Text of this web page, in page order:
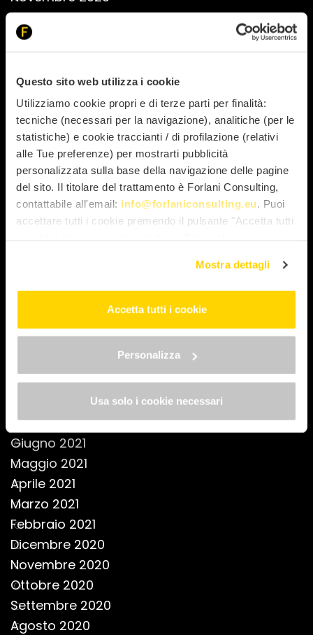
Questo sito web utilizza i cookie
Utilizziamo cookie propri e di terze parti per finalità:
tecniche (necessari per la navigazione), analitiche (per le
statistiche) e cookie traccianti / di profilazione (relativi
alle Tue preferenze) per mostrarti pubblicità
personalizzata sulla base della navigazione delle pagine
del sito. Il titolare del trattamento è Forlani Consulting,
contattabile all'email: info@forlaniconsulting.eu. Puoi
accettare tutti i cookie premendo il pulsante "Accetta tutti
"Personalizza". Al fine di revocare il consenso prestato e
visualizzare le informazioni complete sul trattamento dei
cookie policy" Allo stesso link trovi la
Mostra dettagli
Accetta tutti i cookie
Personalizza
Usa solo i cookie necessari
Ottobre 2023
Settembre 2023
Agosto 2023
Luglio 2023
Maggio 2023
Aprile 2023
Marzo 2023
Febbraio 2023
Gennaio 2023
Dicembre 2022
Novembre 2022
Ottobre 2022
Novembre 2021
Settembre 2021
Luglio 2021
Giugno 2021
Maggio 2021
Aprile 2021
Marzo 2021
Febbraio 2021
Dicembre 2020
Novembre 2020
Ottobre 2020
Settembre 2020
Agosto 2020